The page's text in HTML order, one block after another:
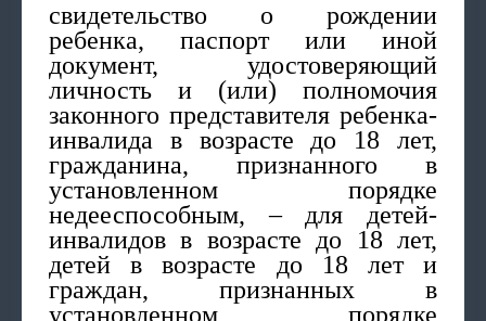
свидетельство о рождении
ребенка, паспорт или иной
документ, удостоверяющий
личность и (или) полномочия
законного представителя ребенка-
инвалида в возрасте до 18 лет,
гражданина, признанного в
установленном порядке
недееспособным, – для детей-
инвалидов в возрасте до 18 лет,
детей в возрасте до 18 лет и
граждан, признанных в
установленном порядке